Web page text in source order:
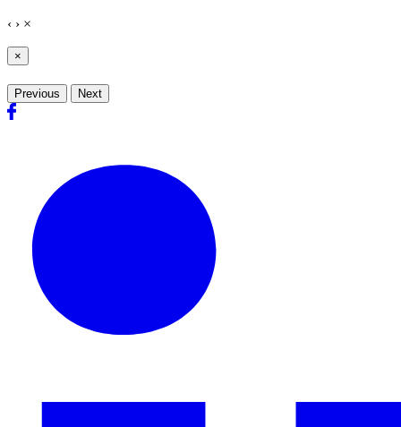
‹ › ×
×
Previous Next